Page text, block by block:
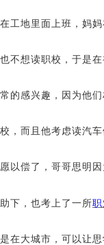
工地里面上班，妈
不想读职校，于是
的感兴趣，因为他
，而且他考虑读汽
以偿了，哥哥思明
下，也考上了一所
在大城市，可以让思